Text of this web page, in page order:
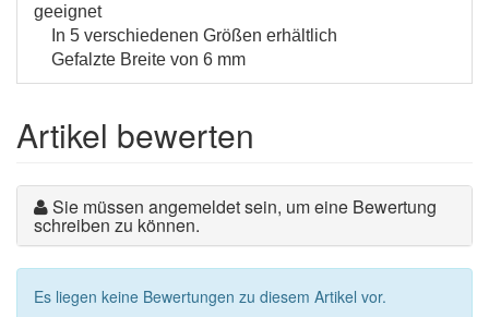
geeignet
In 5 verschiedenen Größen erhältlich
Gefalzte Breite von 6 mm
Artikel bewerten
Sie müssen angemeldet sein, um eine Bewertung
schreiben zu können.
Es liegen keine Bewertungen zu diesem Artikel vor.